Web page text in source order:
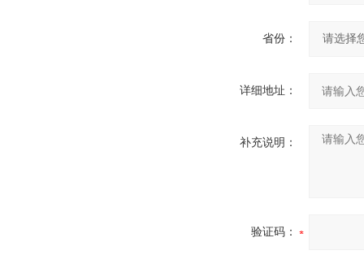
省份：
详细地址：
补充说明：
验证码：